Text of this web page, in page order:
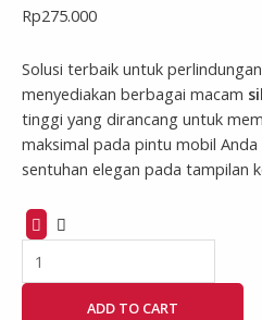
Rp275.000
Solusi terbaik untuk
menyediakan berbagai macam
tinggi yang dirancang untuk
maksimal pada pintu mobil
sentuhan elegan pada tampilan
ADD TO CART